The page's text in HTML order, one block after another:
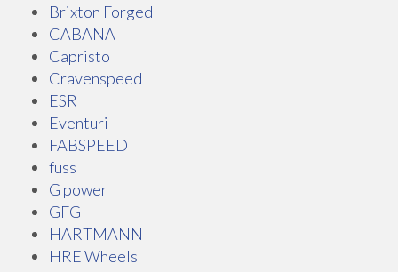
Brixton Forged
CABANA
Capristo
Cravenspeed
ESR
Eventuri
FABSPEED
fuss
G power
GFG
HARTMANN
HRE Wheels